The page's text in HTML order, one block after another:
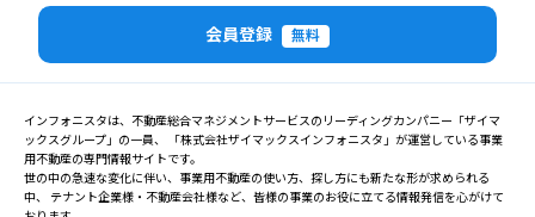
会員登録 無料
インフォニスタは、不動産総合マネジメントサービスのリーディングカンパニー「ザイマ
ックスグループ」の一員、 「株式会社ザイマックスインフォニスタ」が運営している事業
用不動産の専門情報サイトです。
世の中の急速な変化に伴い、事業用不動産の使い方、探し方にも新たな形が求められる
中、 テナント企業様・不動産会社様など、皆様の事業のお役に立てる情報発信を心がけて